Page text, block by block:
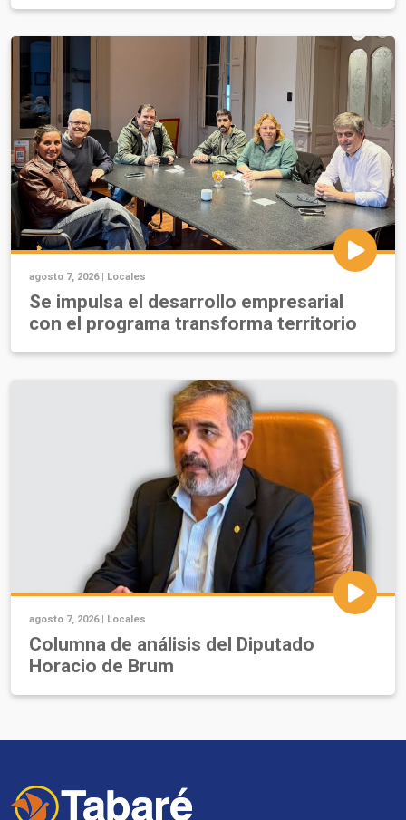
agosto 7, 2026 | Locales
Se impulsa el desarrollo empresarial
con el programa transforma territorio
agosto 7, 2026 | Locales
Columna de análisis del Diputado
Horacio de Brum